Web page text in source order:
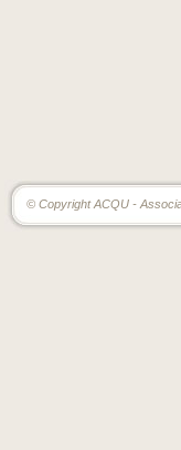
© Copyright ACQU -